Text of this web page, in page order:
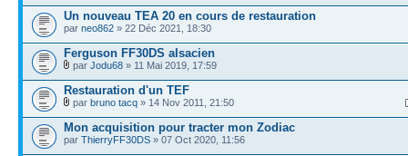
Un nouveau TEA 20 en cours de restauration
par neo862 » 22 Déc 2021, 18:30
Ferguson FF30DS alsacien
par Jodu68 » 11 Mai 2019, 17:59
Restauration d'un TEF
par bruno tacq » 14 Nov 2011, 21:50
Mon acquisition pour tracter mon Zodiac
par ThierryFF30DS » 07 Oct 2020, 11:56